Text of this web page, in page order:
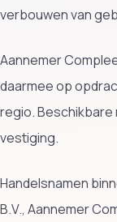
verbouwen van
Aannemer
daarmee op
regio.
vestiging.
Handelsnamen
B.V., Aannemer